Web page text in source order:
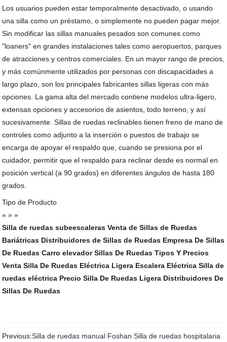
Los usuarios pueden estar temporalmente desactivado, o usando
una silla como un préstamo, o simplemente no pueden pagar mejor.
Sin modificar las sillas manuales pesados son comunes como
"loaners" en grandes instalaciones tales como aeropuertos, parques
de atracciones y centros comerciales. En un mayor rango de precios,
y más comúnmente utilizados por personas con discapacidades a
largo plazo, son los principales fabricantes sillas ligeras con más
opciones. La gama alta del mercado contiene modelos ultra-ligero,
extensas opciones y accesorios de asientos, todo terreno, y así
sucesivamente. Sillas de ruedas reclinables tienen freno de mano de
controles como adjunto a la inserción o puestos de trabajo se
encarga de apoyar el respaldo que, cuando se presiona por el
cuidador, permitir que el respaldo para reclinar desde es normal en
posición vertical (a 90 grados) en diferentes ángulos de hasta 180
grados.
Tipo de Producto
» » »
Silla de ruedas subeescaleras Venta de Sillas de Ruedas
Bariátricas Distribuidores de Sillas de Ruedas Empresa De Sillas
De Ruedas Carro elevador Sillas De Ruedas Tipos Y Precios
Venta Silla De Ruedas Eléctrica Ligera Escalera Eléctrica Silla de
ruedas eléctrica Precio Silla De Ruedas Ligera Distribuidores De
Sillas De Ruedas
Previous:Silla de ruedas manual Foshan Silla de ruedas hospitalaria